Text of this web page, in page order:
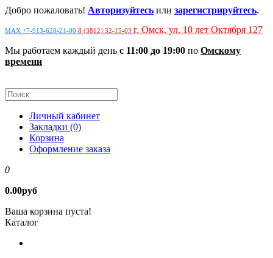
Добро пожаловать! Авторизуйтесь или зарегистрируйтесь.
MAX +7-913-628-21-00 8 (3812) 32-15-03 г. Омск, ул. 10 лет Октября 127
Мы работаем каждый день с 11:00 до 19:00 по Омскому
времени
Личный кабинет
Закладки (0)
Корзина
Оформление заказа
0
0.00руб
Ваша корзина пуста!
Каталог